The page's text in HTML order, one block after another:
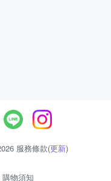
服務條款(更新)
購物須知